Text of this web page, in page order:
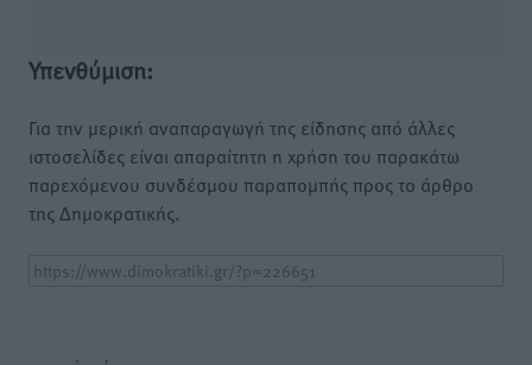
Υπενθύμιση:
Για την μερική αναπαραγωγή της είδησης από άλλες
ιστοσελίδες είναι απαραίτητη η χρήση του παρακάτω
παρεχόμενου συνδέσμου παραπομπής προς το άρθρο
της Δημοκρατικής.